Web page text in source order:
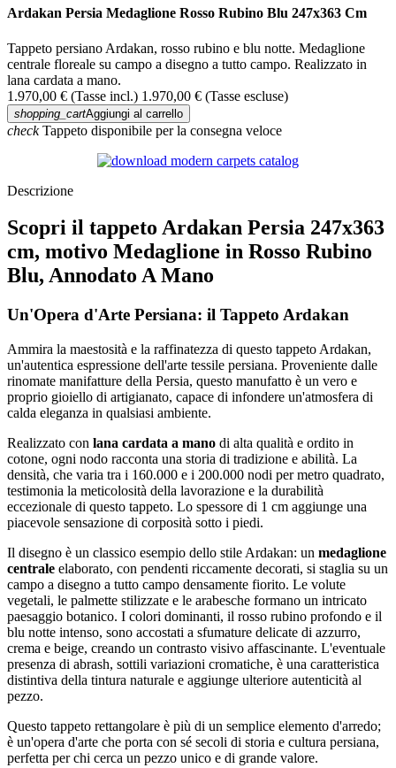
Ardakan Persia Medaglione Rosso Rubino Blu 247x363 Cm
Tappeto persiano Ardakan, rosso rubino e blu notte. Medaglione
centrale floreale su campo a disegno a tutto campo. Realizzato in
lana cardata a mano.
1.970,00 € (Tasse incl.) 1.970,00 € (Tasse escluse)
shopping_cartAggiungi al carrello
checkTappeto disponibile per la consegna veloce
Descrizione
Scopri il tappeto Ardakan Persia 247x363
cm, motivo Medaglione in Rosso Rubino
Blu, Annodato A Mano
Un'Opera d'Arte Persiana: il Tappeto Ardakan
Ammira la maestosità e la raffinatezza di questo tappeto Ardakan,
un'autentica espressione dell'arte tessile persiana. Proveniente dalle
rinomate manifatture della Persia, questo manufatto è un vero e
proprio gioiello di artigianato, capace di infondere un'atmosfera di
calda eleganza in qualsiasi ambiente.
Realizzato con lana cardata a mano di alta qualità e ordito in
cotone, ogni nodo racconta una storia di tradizione e abilità. La
densità, che varia tra i 160.000 e i 200.000 nodi per metro quadrato,
testimonia la meticolosità della lavorazione e la durabilità
eccezionale di questo tappeto. Lo spessore di 1 cm aggiunge una
piacevole sensazione di corposità sotto i piedi.
Il disegno è un classico esempio dello stile Ardakan: un medaglione
centrale elaborato, con pendenti riccamente decorati, si staglia su un
campo a disegno a tutto campo densamente fiorito. Le volute
vegetali, le palmette stilizzate e le arabesche formano un intricato
paesaggio botanico. I colori dominanti, il rosso rubino profondo e il
blu notte intenso, sono accostati a sfumature delicate di azzurro,
crema e beige, creando un contrasto visivo affascinante. L'eventuale
presenza di abrash, sottili variazioni cromatiche, è una caratteristica
distintiva della tintura naturale e aggiunge ulteriore autenticità al
pezzo.
Questo tappeto rettangolare è più di un semplice elemento d'arredo;
è un'opera d'arte che porta con sé secoli di storia e cultura persiana,
perfetta per chi cerca un pezzo unico e di grande valore.